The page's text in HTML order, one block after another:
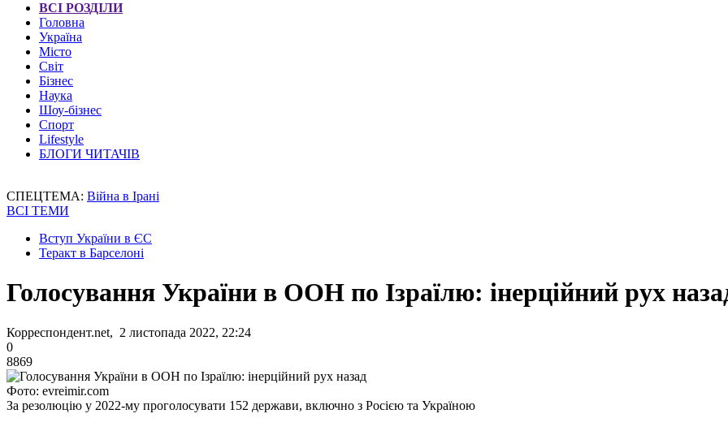
ВСІ РОЗДІЛИ
Головна
Україна
Місто
Світ
Бізнес
Наука
Шоу-бізнес
Спорт
Lifestyle
БЛОГИ ЧИТАЧІВ
СПЕЦТЕМА: Війна в Ірані
ВСІ ТЕМИ
Вступ України в ЄС
Теракт в Барселоні
Голосування України в ООН по Ізраїлю: інерційний рух
Корреспондент.net, 2 листопада 2022, 22:24
0
8869
Фото: evreimir.com
За резолюцію у 2022-му проголосувати 152 держави, включно з Росією та Україною